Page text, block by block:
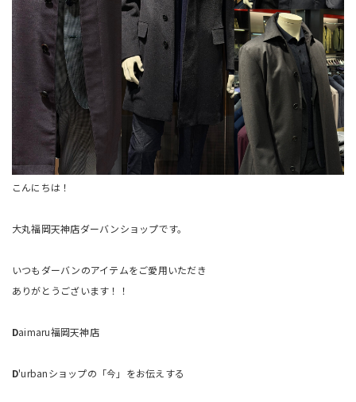
こんにちは！
大丸福岡天神店ダーバンショップです。
いつもダーバンのアイテムをご愛用いただき
ありがとうございます！！
Daimaru福岡天神店
D'urbanショップの「今」をお伝えする